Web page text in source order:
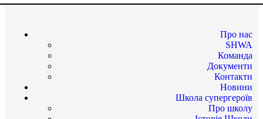
Про нас
SHWA
Команда
Документи
Контакти
Новини
Школа супергероїв
Про школу